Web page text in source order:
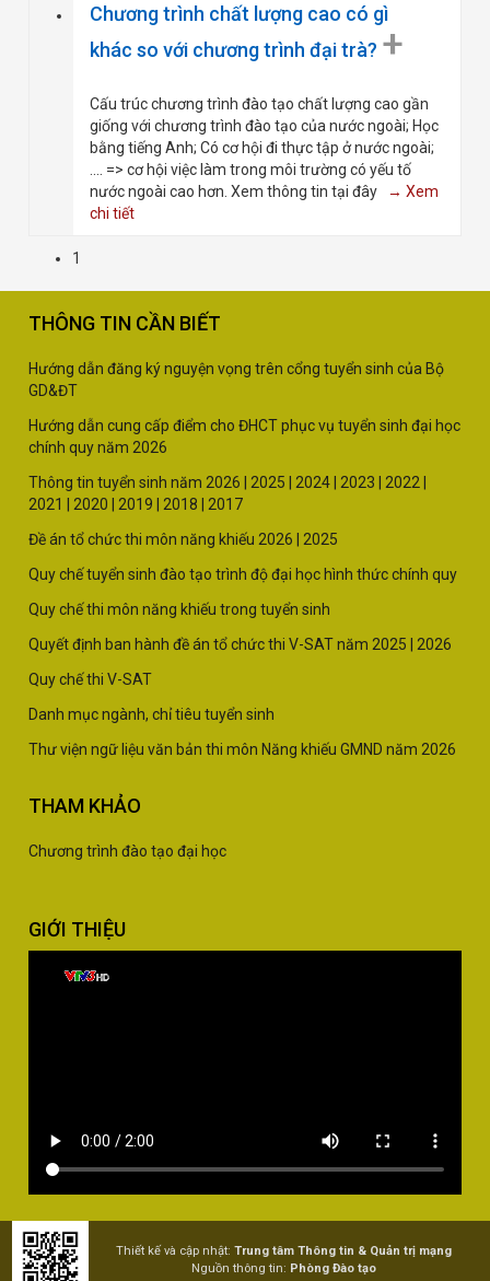
Chương trình chất lượng cao có gì
khác so với chương trình đại trà? +
Cấu trúc chương trình đào tạo chất lượng cao gần
giống với chương trình đào tạo của nước ngoài; Học
bằng tiếng Anh; Có cơ hội đi thực tập ở nước ngoài;
.... => cơ hội việc làm trong môi trường có yếu tố
nước ngoài cao hơn. Xem thông tin tại đây
→ Xem
chi tiết
1
THÔNG TIN CẦN BIẾT
Hướng dẫn đăng ký nguyện vọng trên cổng tuyển sinh của Bộ
GD&ĐT
Hướng dẫn cung cấp điểm cho ĐHCT phục vụ tuyển sinh đại học
chính quy năm 2026
Thông tin tuyển sinh năm 2026 | 2025 | 2024| 2023 | 2022 |
2021 | 2020 | 2019 | 2018 | 2017
Đề án tổ chức thi môn năng khiếu 2026 | 2025
Quy chế tuyển sinh đào tạo trình độ đại học hình thức chính quy
Quy chế thi môn năng khiếu trong tuyển sinh
Quyết định ban hành đề án tổ chức thi V-SAT năm 2025 | 2026
Quy chế thi V-SAT
Danh mục ngành, chỉ tiêu tuyển sinh
Thư viện ngữ liệu văn bản thi môn Năng khiếu GMND năm 2026
THAM KHẢO
Chương trình đào tạo đại học
GIỚI THIỆU
Thiết kế và cập nhật: Trung tâm Thông tin & Quản trị mạng
Nguồn thông tin: Phòng Đào tạo